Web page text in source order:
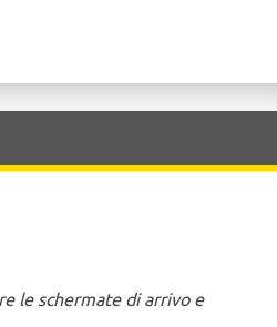
le schermate di arrivo e